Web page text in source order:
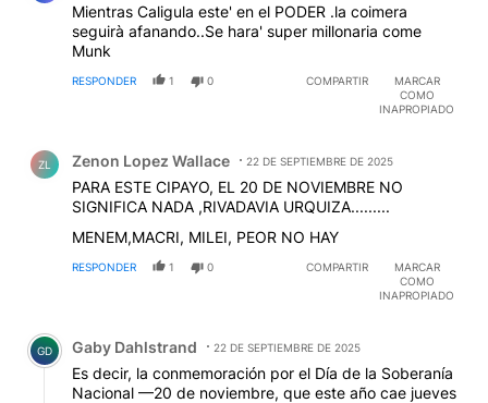
Mientras Caligula este' en el PODER .la coimera
seguirà afanando..Se hara' super millonaria come
Munk
RESPONDER 1 0 COMPARTIR
MARCAR
COMO
INAPROPIADO
ZL Zenon Lopez Wallace 22 DE SEPTIEMBRE DE 2025
PARA ESTE CIPAYO, EL 20 DE NOVIEMBRE NO
SIGNIFICA NADA ,RIVADAVIA URQUIZA.........
MENEM,MACRI, MILEI, PEOR NO HAY
RESPONDER 1 0 COMPARTIR
MARCAR
COMO
INAPROPIADO
Comentario de Gaby Dahlstrand.
GD Gaby Dahlstrand 22 DE SEPTIEMBRE DE 2025
Es decir, la conmemoración por el Día de la Soberanía
Nacional —20 de noviembre, que este año cae jueves